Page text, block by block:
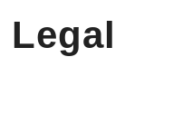
Legal